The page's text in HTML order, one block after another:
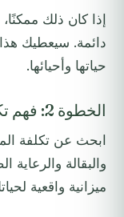
إذا كان ذلك
دائمة. سيعطيك
حياتها وأحيائها.
الخطوة 2: فهم تكلفة المعيشة
ابحث عن تكلفة
والبقالة
ميزانية واقعية